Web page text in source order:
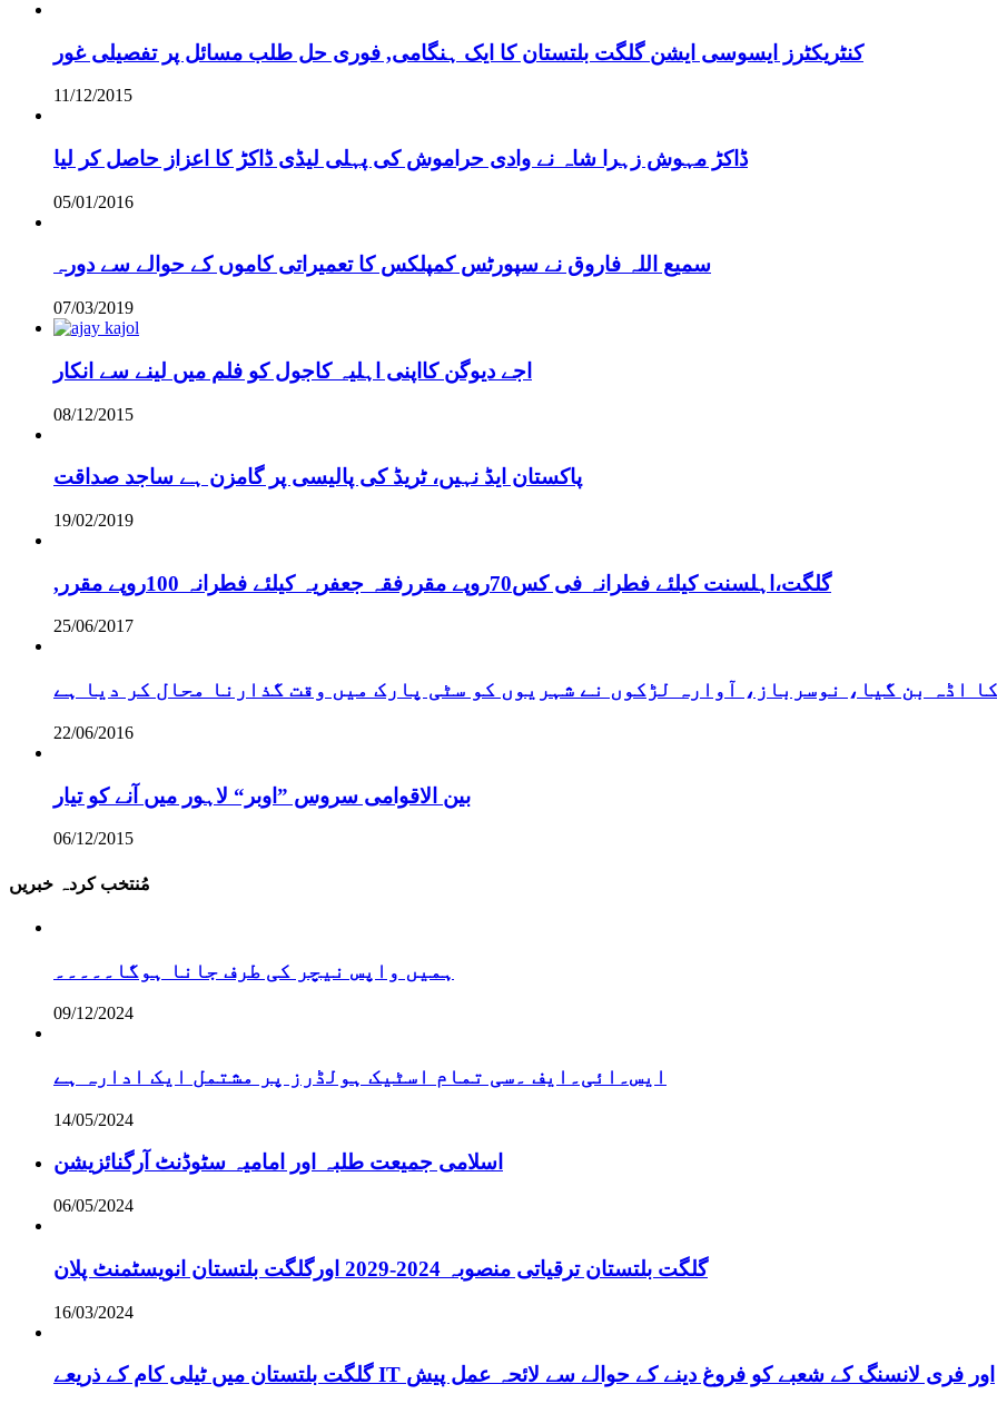
کنٹریکٹرز ایسوسی ایشن گلگت بلتستان کا ایک ہنگامی, فوری حل طلب مسائل پر تفصیلی غور
11/12/2015
ڈاکڑ مہوش زہرا شاہ نے وادی حراموش کی پہلی لیڈی ڈاکڑ کا اعزاز حاصل کر لیا
05/01/2016
سمیع اللہ فاروق نے سپورٹس کمپلکس کا تعمیراتی کاموں کے حوالے سے دورہ
07/03/2019
اجے دیوگن کااپنی اہلیہ کاجول کو فلم میں لینے سے انکار
08/12/2015
پاکستان ایڈ نہیں، ٹریڈ کی پالیسی پر گامزن ہے ساجد صداقت
19/02/2019
,گلگت،اہلسنت کیلئے فطرانہ فی کس70روپے مقررفقہ جعفریہ کیلئے فطرانہ 100روپے مقرر
25/06/2017
اڈہ بن گیا، نوسرباز، آوارہ لڑکوں نے شہریوں کو سٹی پارک میں وقت گذارنا محال کر دیا ہے
22/06/2016
بین الاقوامی سروس ”اوبر“ لاہور میں آنے کو تیار
06/12/2015
مُنتخب کردہ خبریں
ہمیں واپس نیچر کی طرف جانا ہوگا۔۔۔۔۔
09/12/2024
ایس۔ائی۔ایف ۔سی تمام اسٹیک ہولڈرز پر مشتمل ایک ادارہ ہے
14/05/2024
اسلامی جمیعت طلبہ اور امامیہ سٹوڈنٹ آرگنائزیشن
06/05/2024
گلگت بلتستان ترقیاتی منصوبہ 2024-2029 اورگلگت بلتستان انویسٹمنٹ پلان
16/03/2024
گلگت بلتستان میں ٹیلی کام کے ذریعے IT اور فری لانسنگ کے شعبے کو فروغ دینے کے حوالے سے لائحہ عمل پیش